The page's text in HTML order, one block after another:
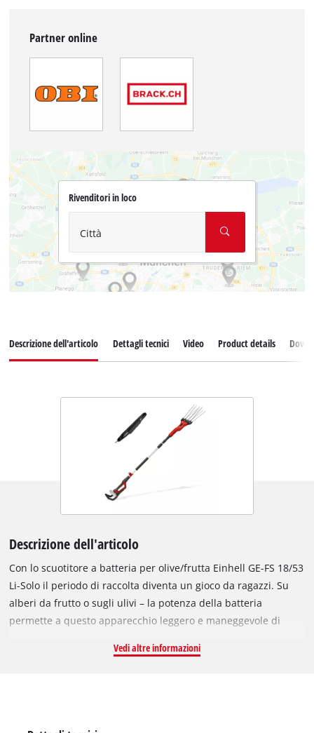
Partner online
Rivenditori in loco
Città
Descrizione dell'articolo Dettagli tecnici Video Product details
Descrizione dell'articolo
Con lo scuotitore a batteria per olive/frutta Einhell GE-FS 18/53
Li-Solo il periodo di raccolta diventa un gioco da ragazzi. Su
alberi da frutto o sugli ulivi – la potenza della batteria
permette a questo apparecchio leggero e maneggevole di
scuotitore a batterie per frutta/olive appartiene alla famiglia
Vedi altre informazioni